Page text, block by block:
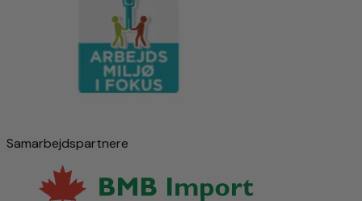
Samarbejdspartnere